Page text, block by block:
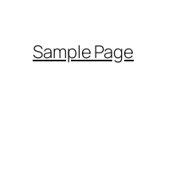
Sample Page